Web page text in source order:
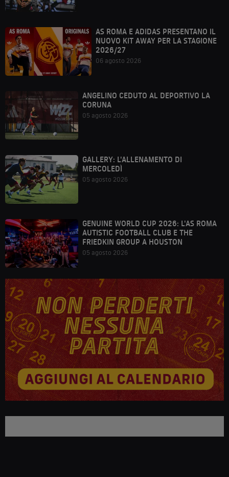
AS ROMA E ADIDAS PRESENTANO IL
NUOVO KIT AWAY PER LA STAGIONE
2026/27
06 agosto 2026
ANGELINO CEDUTO AL DEPORTIVO LA
CORUNA
05 agosto 2026
GALLERY: L'ALLENAMENTO DI
MERCOLEDÌ
05 agosto 2026
GENUINE WORLD CUP 2026: L'AS ROMA
AUTISTIC FOOTBALL CLUB E THE
FRIEDKIN GROUP A HOUSTON
05 agosto 2026